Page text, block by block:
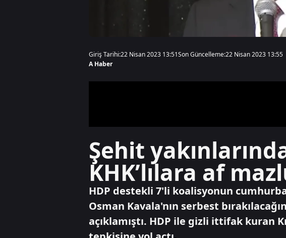
Giriş Tarihi:22 Nisan 2023 13:51Son Güncelleme:22 Nisan 2023 13:55
A Haber
Şehit
KHK’lılara af
HDP destekli 7'li koalisyonun
Osman Kavala'nın serbest
açıklamıştı. HDP ile gizli ittifak kuran